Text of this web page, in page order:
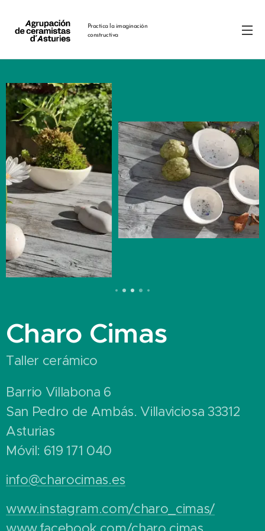
Practica la imaginación
constructiva
Charo Cimas
Taller cerámico
Barrio Villabona 6
San Pedro de Ambás. Villaviciosa 33312
Asturias
Móvil: 619 171 040
info@charocimas.es
www.instagram.com/charo_cimas/